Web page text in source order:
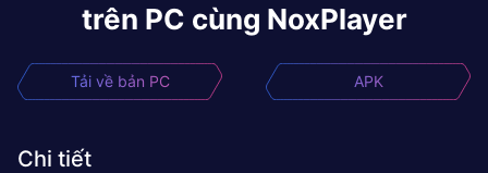
trên PC cùng NoxPlayer
Tải về bản PC APK
Chi tiết